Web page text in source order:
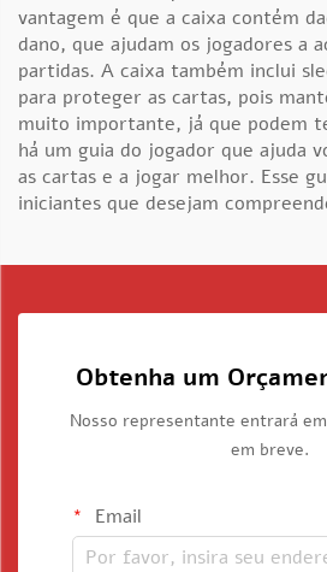
vantagem é que a caixa contém
dano, que ajudam os jogadores a
partidas. A caixa também inclui
para proteger as cartas, pois
muito importante, já que podem
há um guia do jogador que ajuda
as cartas e a jogar melhor. Esse
iniciantes que desejam
Obtenha um
Nosso representante entrará
em breve.
Email